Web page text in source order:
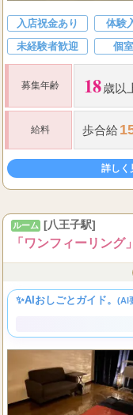
入店祝金あり 体験
未経験者歓迎
個
募集年齢 18歳以
給料 歩合給
詳しく
ルーム [八王子駅]
「ワンフィーリング
✨AIおしごとガイド。 (AI
もなく高水準の収入
を、ぜひここで見つけ